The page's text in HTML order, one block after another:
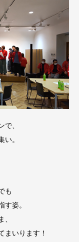
、
。
も
姿。
まいります！